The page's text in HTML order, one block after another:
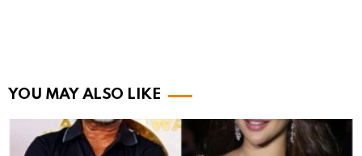
YOU MAY ALSO LIKE